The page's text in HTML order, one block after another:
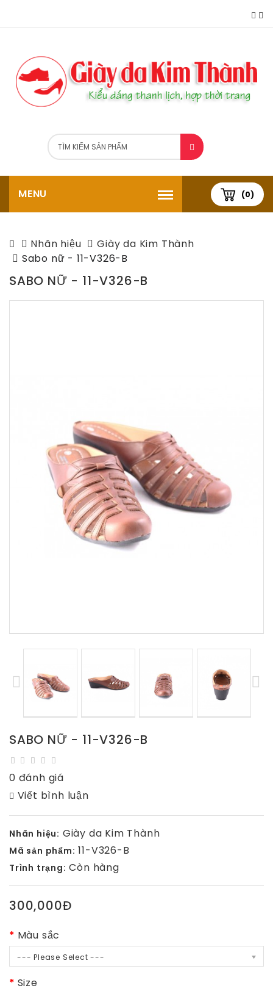
(0)
MENU
Nhãn hiệu
Giày da Kim Thành
Sabo nữ - 11-V326-B
SABO NỮ - 11-V326-B
SABO NỮ - 11-V326-B
0 đánh giá
Viết bình luận
Nhãn hiệu: Giày da Kim Thành
Mã sản phẩm: 11-V326-B
Trình trạng: Còn hàng
300,000Đ
Màu sắc
--- Please Select ---
Size